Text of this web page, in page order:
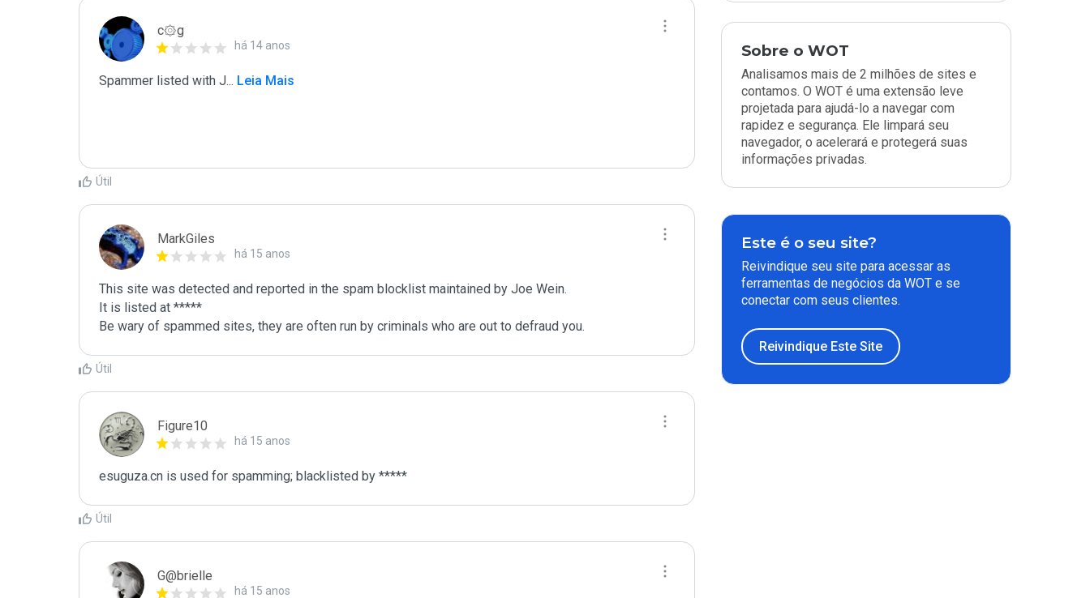
c۞g
há 14 anos
Spammer listed with J... Leia Mais
Útil
MarkGiles
há 15 anos
This site was detected and reported in the spam blocklist maintained by Joe Wein.
It is listed at *****
Be wary of spammed sites, they are often run by criminals who are out to defraud you.
Útil
Figure10
há 15 anos
esuguza.cn is used for spamming; blacklisted by *****
Útil
G@brielle
há 15 anos
Sobre o WOT
Analisamos mais de 2 milhões de sites e
contamos. O WOT é uma extensão leve
projetada para ajudá-lo a navegar com
rapidez e segurança. Ele limpará seu
navegador, o acelerará e protegerá suas
informações privadas.
Este é o seu site?
Reivindique seu site para acessar as
ferramentas de negócios da WOT e se
conectar com seus clientes.
Reivindique Este Site